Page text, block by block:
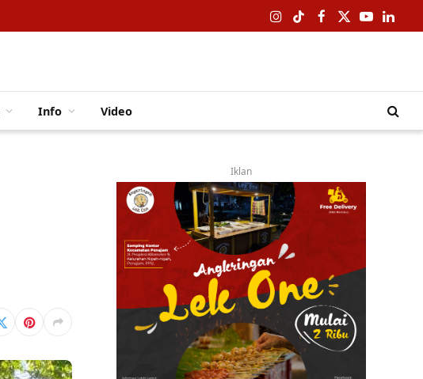
Instagram
TikTokFacebook
X
YouTube
Info Video
Iklan